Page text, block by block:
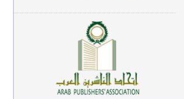
معاجم لغوية (89)
سيرة نبوية وتصوف (81)
دراسات إسلامية (75)